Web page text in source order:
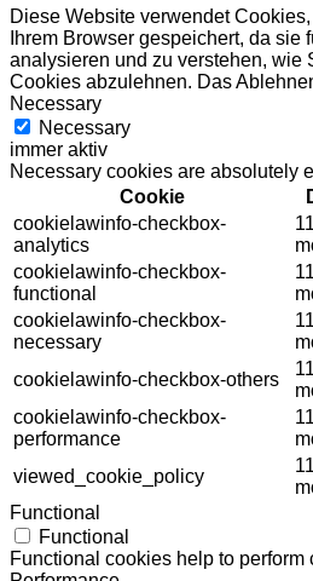
Diese Website verwendet
Ihrem Browser gespeichert, da
analysieren und zu verstehen, wie
Cookies abzulehnen. Das
Necessary
Necessary
immer aktiv
Necessary cookies are absolutely
Cookie
cookielawinfo-checkbox-
analytics
11
cookielawinfo-checkbox-
functional
11
cookielawinfo-checkbox-
necessary
11
cookielawinfo-checkbox-others
11
cookielawinfo-checkbox-
performance
11
viewed_cookie_policy
11
Functional
Functional
Functional cookies help to